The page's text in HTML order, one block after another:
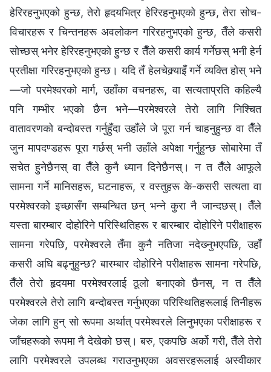
हेरिरहनुभएको हुन्छ, तेरो हृदयभित्र हेरिरहनुभएको हुन्छ, तेरा सोच-
विचारहरू र चिन्तनहरू अवलोकन गरिरहनुभएको हुन्छ, तैँले कसरी
सोच्छस् भनेर हेरिरहनुभएको हुन्छ र तैँले कसरी कार्य गर्नेछस् भनी हेर्न
प्रतीक्षा गरिरहनुभएको हुन्छ। यदि तँ हेलचेक्र्याइँ गर्ने व्यक्ति होस् भने
—जो परमेश्‍वरको मार्ग, उहाँका वचनहरू, वा सत्यताप्रति कहिल्यै
पनि गम्भीर भएको छैन भने—परमेश्‍वरले तेरो लागि निश्चित
वातावरणको बन्दोबस्त गर्नुहुँदा उहाँले जे पूरा गर्न चाहनुहुन्छ वा तैँले
जुन मापदण्डहरू पूरा गर्छस् भनी उहाँले अपेक्षा गर्नुहुन्छ सोबारेमा तँ
सचेत हुनेछैनस् वा तैँले कुनै ध्यान दिनेछैनस्। न त तैँले आफूले
सामना गर्ने मानिसहरू, घटनाहरू, र वस्तुहरू के-कसरी सत्यता वा
परमेश्‍वरको इच्छासँग सम्बन्धित छन् भन्ने कुरा नै जान्दछस्। तैँले
यस्ता बारम्‍बार दोहोरिने परिस्थितिहरू र बारम्‍बार दोहोरिने परीक्षाहरू
सामना गरेपछि, परमेश्‍वरले तँमा कुनै नतिजा नदेख्‍नुभएपछि, उहाँ
कसरी अघि बढ्नुहुन्छ? बारम्‍बार दोहोरिने परीक्षाहरू सामना गरेपछि,
तैँले तेरो हृदयमा परमेश्‍वरलाई ठूलो बनाएको छैनस्, न त तैँले
परमेश्‍वरले तेरो लागि बन्दोबस्त गर्नुभएका परिस्थितिहरूलाई तिनीहरू
जेका लागि हुन् सो रूपमा अर्थात् परमेश्‍वरले लिनुभएका परीक्षाहरू र
जाँचहरूको रूपमा नै देखेको छस्। बरु, एकपछि अर्को गरी, तैँले तेरो
लागि परमेश्‍वरले उपलब्ध गराउनुभएका अवसरहरूलाई अस्वीकार